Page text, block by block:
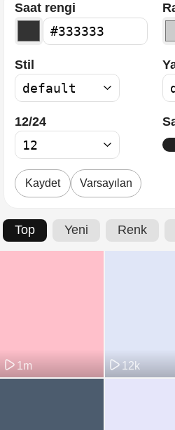
Saat rengi
Stil
12/24
Kaydet Varsayılan
Top Yeni Renk
1m 12k